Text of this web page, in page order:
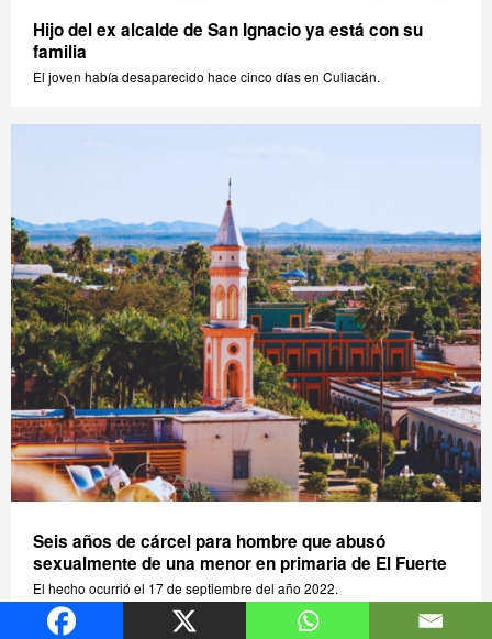
Hijo del ex alcalde de San Ignacio ya está con su
familia
El joven había desaparecido hace cinco días en Culiacán.
Seis años de cárcel para hombre que abusó
sexualmente de una menor en primaria de El Fuerte
El hecho ocurrió el 17 de septiembre del año 2022.